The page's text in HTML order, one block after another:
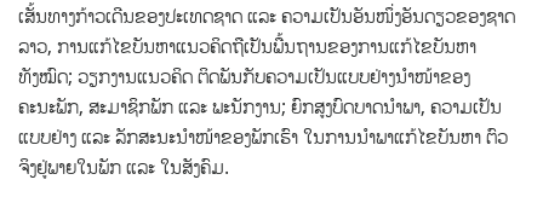
ເສັ້ນທາງກ້າວເດີນຂອງປະເທດຊາດ ແລະ ຄວາມເປັນອັນໜຶ່ງອັນດຽວຂອງຊາດ
ລາວ, ການແກ້ໄຂບັນຫາແນວຄິດຖືເປັນພື້ນຖານຂອງການແກ້ໄຂບັນຫາ
ທັງໝົດ; ວຽກງານແນວຄິດ ຕິດພັນກັບຄວາມເປັນແບບຢ່າງນໍາໜ້າຂອງ
ຄະນະພັກ, ສະມາຊິກພັກ ແລະ ພະນັກງານ; ຍົກສູງບົດບາດນໍາພາ, ຄວາມເປັນ
ແບບຢ່າງ ແລະ ລັກສະນະນໍາໜ້າຂອງພັກເຮົາ ໃນການນໍາພາແກ້ໄຂບັນຫາ ຕົວ
ຈິງຢູ່ພາຍໃນພັກ ແລະ ໃນສັງຄົມ.